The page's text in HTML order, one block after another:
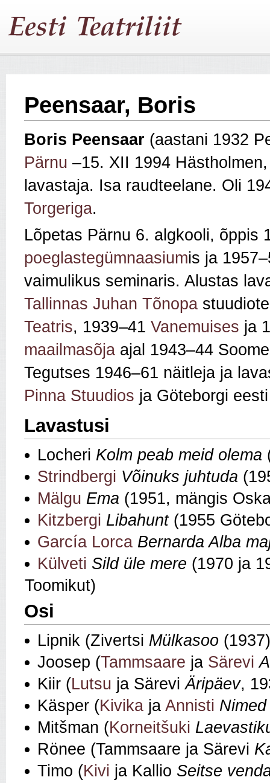
Peensaar, Boris
Boris Peensaar (aastani 1932
Pärnu –15. XII 1994
lavastaja. Isa raudteelane. Oli
Torgeriga.
Lõpetas Pärnu 6. algkooli, õppis
poeglastegümnaasiumis ja
vaimulikus seminaris. Alustas
Tallinnas Juhan Tõnopa
Teatris, 1939–41 Vanemuises ja
maailmasõja ajal 1943–44
Tegutses 1946–61 näitleja ja
Pinna Stuudios ja Göteborgi
Lavastusi
Locheri Kolm peab meid olema
Strindbergi Võinuks juhtuda
Mälgu Ema (1951, mängis
Kitzbergi Libahunt(1955
García Lorca Bernarda Alba
Külveti Sild üle mere (1970 ja
Toomikut)
Osi
Lipnik (Zivertsi Mülkasoo (1937)
Joosep (Tammsaare ja Särevi
Kiir (Lutsu ja SäreviÄripäev,
Käsper (Kivika ja Annisti
Mitšman (Korneitšuki
Rönee (Tammsaare ja Särevi
Timo (Kivi ja Kallio Seitse